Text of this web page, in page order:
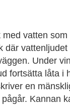
vatten
där
Under
fortsätta låta i
en
Kannan